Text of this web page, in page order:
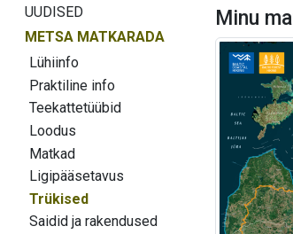
UUDISED
METSA MATKARADA
Lühiinfo
Praktiline info
Teekattetüübid
Loodus
Matkad
Ligipääsetavus
Trükised
Saidid ja rakendused
Minu